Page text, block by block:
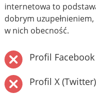
internetowa to
dobrym
w nich obecność.
Profil Facebook
Profil X (Twitter)